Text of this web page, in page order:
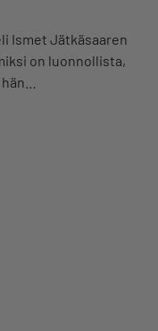
Ismet Jätkäsaaren
on luonnollista,